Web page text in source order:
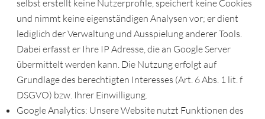
selbst erstellt keine Nutzerprofile, speichert keine Cookies
und nimmt keine eigenständigen Analysen vor; er dient
lediglich der Verwaltung und Ausspielung anderer Tools.
Dabei erfasst er Ihre IP Adresse, die an Google Server
übermittelt werden kann. Die Nutzung erfolgt auf
Grundlage des berechtigten Interesses (Art. 6 Abs. 1 lit. f
DSGVO) bzw. Ihrer Einwilligung.
Google Analytics: Unsere Website nutzt Funktionen des